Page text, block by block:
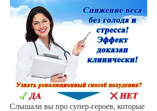
Слышали вы про супер-героев, которые